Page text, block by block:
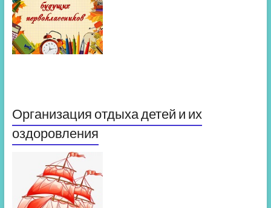
Организация отдыха детей и их
оздоровления